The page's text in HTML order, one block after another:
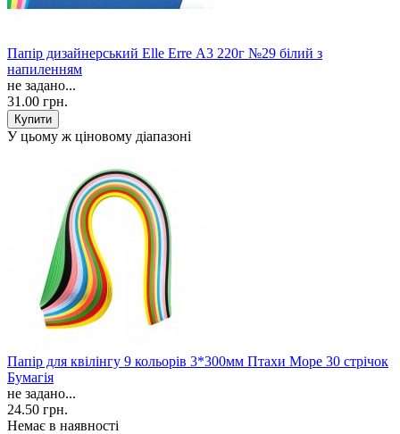
Папір дизайнерський Elle Erre А3 220г №29 білий з
напиленням
не задано...
31.00 грн.
У цьому ж ціновому діапазоні
Папір для квілінгу 9 кольорів 3*300мм Птахи Море 30 стрічок
Бумагія
не задано...
24.50 грн.
Немає в наявності